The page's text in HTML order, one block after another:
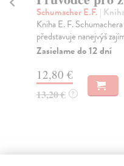
Šišková Tatjana (ed.)|
Kniha, která je
rodinné mediace,
Do 5 dní
21,83 €
22,50 € ?